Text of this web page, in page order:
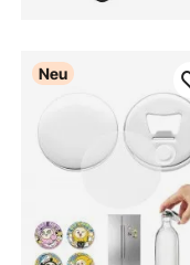
Neu